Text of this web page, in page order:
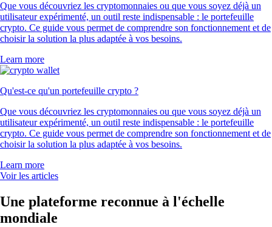
Que vous découvriez les cryptomonnaies ou que vous soyez déjà un
utilisateur expérimenté, un outil reste indispensable : le portefeuille
crypto. Ce guide vous permet de comprendre son fonctionnement et de
choisir la solution la plus adaptée à vos besoins.
Learn more
Qu'est-ce qu'un portefeuille crypto ?
Que vous découvriez les cryptomonnaies ou que vous soyez déjà un
utilisateur expérimenté, un outil reste indispensable : le portefeuille
crypto. Ce guide vous permet de comprendre son fonctionnement et de
choisir la solution la plus adaptée à vos besoins.
Learn more
Voir les articles
Une plateforme reconnue à l'échelle
mondiale